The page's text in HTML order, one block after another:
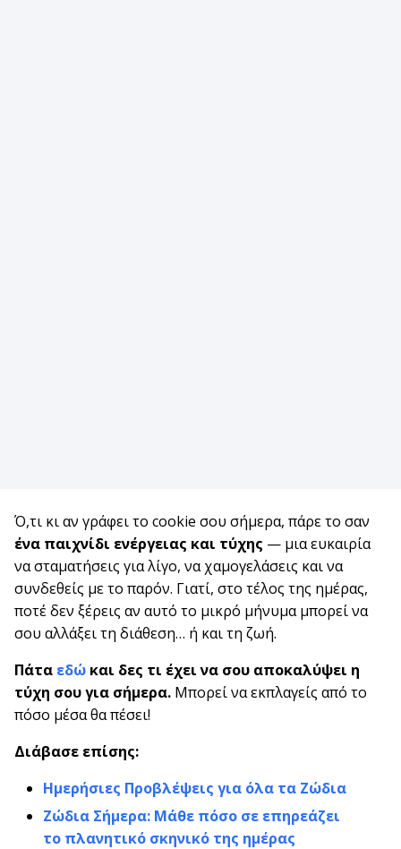
Ό,τι κι αν γράφει το cookie σου σήμερα, πάρε το σαν
ένα παιχνίδι ενέργειας και τύχης — μια ευκαιρία
να σταματήσεις για λίγο, να χαμογελάσεις και να
συνδεθείς με το παρόν. Γιατί, στο τέλος της ημέρας,
ποτέ δεν ξέρεις αν αυτό το μικρό μήνυμα μπορεί να
σου αλλάξει τη διάθεση… ή και τη ζωή.
Πάτα εδώ και δες τι έχει να σου αποκαλύψει η
τύχη σου για σήμερα. Μπορεί να εκπλαγείς από το
πόσο μέσα θα πέσει!
Διάβασε επίσης:
Ημερήσιες Προβλέψεις για όλα τα Ζώδια
Ζώδια Σήμερα: Μάθε πόσο σε επηρεάζει
το πλανητικό σκηνικό της ημέρας